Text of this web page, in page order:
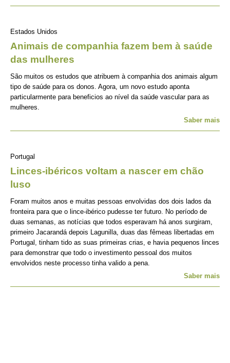
Estados Unidos
Animais de companhia fazem bem à saúde
das mulheres
São muitos os estudos que atribuem à companhia dos animais algum
tipo de saúde para os donos. Agora, um novo estudo aponta
particularmente para beneficios ao nível da saúde vascular para as
mulheres.
Saber mais
Portugal
Linces-ibéricos voltam a nascer em chão
luso
Foram muitos anos e muitas pessoas envolvidas dos dois lados da
fronteira para que o lince-ibérico pudesse ter futuro. No período de
duas semanas, as notícias que todos esperavam há anos surgiram,
primeiro Jacarandá depois Lagunilla, duas das fêmeas libertadas em
Portugal, tinham tido as suas primeiras crias, e havia pequenos linces
para demonstrar que todo o investimento pessoal dos muitos
envolvidos neste processo tinha valido a pena.
Saber mais